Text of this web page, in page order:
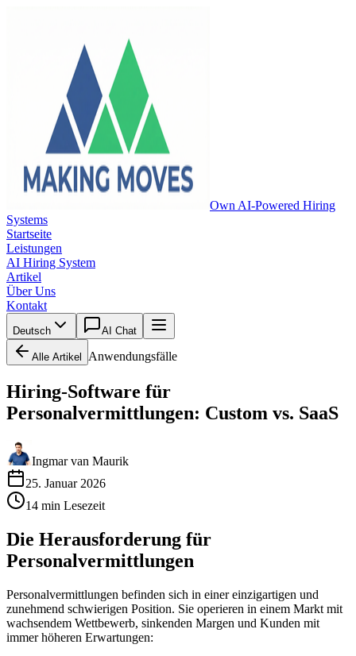
Own AI-Powered Hiring
Systems
Startseite
Leistungen
AI Hiring System
Artikel
Über Uns
Kontakt
Deutsch AI Chat
Alle Artikel Anwendungsfälle
Hiring-Software für
Personalvermittlungen: Custom vs. SaaS
Ingmar van Maurik
25. Januar 2026
14 min Lesezeit
Die Herausforderung für
Personalvermittlungen
Personalvermittlungen befinden sich in einer einzigartigen und
zunehmend schwierigen Position. Sie operieren in einem Markt mit
wachsendem Wettbewerb, sinkenden Margen und Kunden mit
immer höheren Erwartungen: